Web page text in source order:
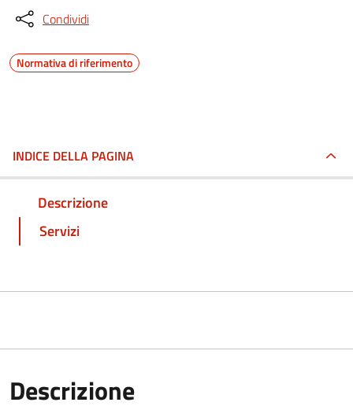
Condividi
Normativa di riferimento
INDICE DELLA PAGINA
Descrizione
Servizi
Descrizione